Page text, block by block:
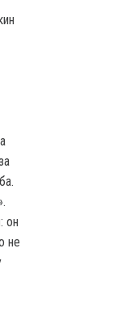
он
не